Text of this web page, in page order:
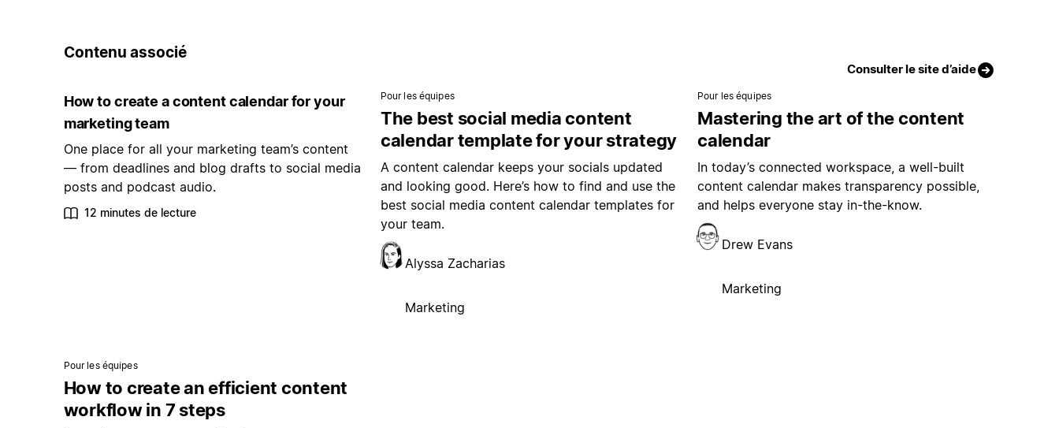
Contenu associé
Consulter le site d’aide
How to create a content calendar for your
marketing team
One place for all your marketing team’s content
— from deadlines and blog drafts to social media
posts and podcast audio.
12 minutes de lecture
Pour les équipes
The best social media content
calendar template for your strategy
A content calendar keeps your socials updated
and looking good. Here’s how to find and use the
best social media content calendar templates for
your team.
Alyssa Zacharias
Marketing
Pour les équipes
Mastering the art of the content
calendar
In today’s connected workspace, a well-built
content calendar makes transparency possible,
and helps everyone stay in-the-know.
Drew Evans
Marketing
Pour les équipes
How to create an efficient content
workflow in 7 steps